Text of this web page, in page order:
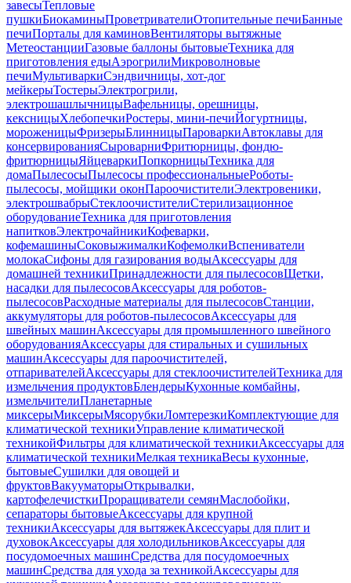
завесыТепловые
пушкиБиокаминыПроветривателиОтопительные печиБанные
печиПорталы для каминовВентиляторы вытяжные
МетеостанцииГазовые баллоны бытовыеТехника для
приготовления едыАэрогрилиМикроволновые
печиМультиваркиСэндвичницы, хот-дог
мейкерыТостерыЭлектрогрили,
электрошашлычницыВафельницы, орешницы,
кексницыХлебопечкиРостеры, мини-печиЙогуртницы,
мороженицыФризерыБлинницыПароваркиАвтоклавы для
консервированияСыроварниФритюрницы, фондю-
фритюрницыЯйцеваркиПопкорницыТехника для
домаПылесосыПылесосы профессиональныеРоботы-
пылесосы, мойщики оконПароочистителиЭлектровеники,
электрошвабрыСтеклоочистителиСтерилизационное
оборудованиеТехника для приготовления
напитковЭлектрочайникиКофеварки,
кофемашиныСоковыжималкиКофемолкиВспениватели
молокаСифоны для газирования водыАксессуары для
домашней техникиПринадлежности для пылесосовЩетки,
насадки для пылесосовАксессуары для роботов-
пылесосовРасходные материалы для пылесосовСтанции,
аккумуляторы для роботов-пылесосовАксессуары для
швейных машинАксессуары для промышленного швейного
оборудованияАксессуары для стиральных и сушильных
машинАксессуары для пароочистителей,
отпаривателейАксессуары для стеклоочистителейТехника для
измельчения продуктовБлендерыКухонные комбайны,
измельчителиПланетарные
миксерыМиксерыМясорубкиЛомтерезкиКомплектующие для
климатической техникиУправление климатической
техникойФильтры для климатической техникиАксессуары для
климатической техникиМелкая техникаВесы кухонные,
бытовыеСушилки для овощей и
фруктовВакууматорыОткрывалки,
картофелечисткиПроращиватели семянМаслобойки,
сепараторы бытовыеАксессуары для крупной
техникиАксессуары для вытяжекАксессуары для плит и
духовокАксессуары для холодильниковАксессуары для
посудомоечных машинСредства для посудомоечных
машинСредства для ухода за техникойАксессуары для